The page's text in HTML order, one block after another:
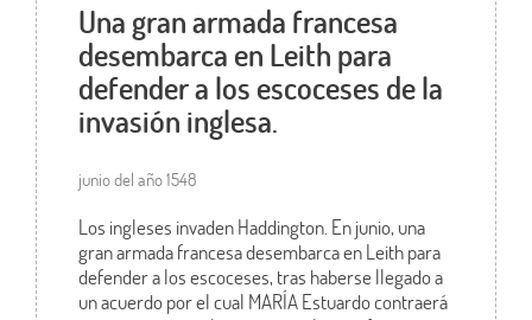
Una gran armada francesa
desembarca en Leith para
defender a los escoceses de la
invasión inglesa.
junio del año 1548
Los ingleses invaden Haddington. En junio, una
gran armada francesa desembarca en Leith para
defender a los escoceses, tras haberse llegado a
un acuerdo por el cual MARÍA Estuardo contraerá